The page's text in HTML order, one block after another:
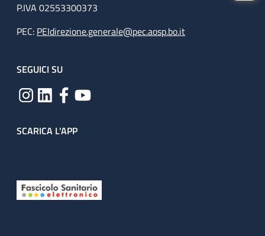
P.IVA 02553300373
PEC: PEIdirezione.generale@pec.aosp.bo.it
SEGUICI SU
SCARICA L'APP